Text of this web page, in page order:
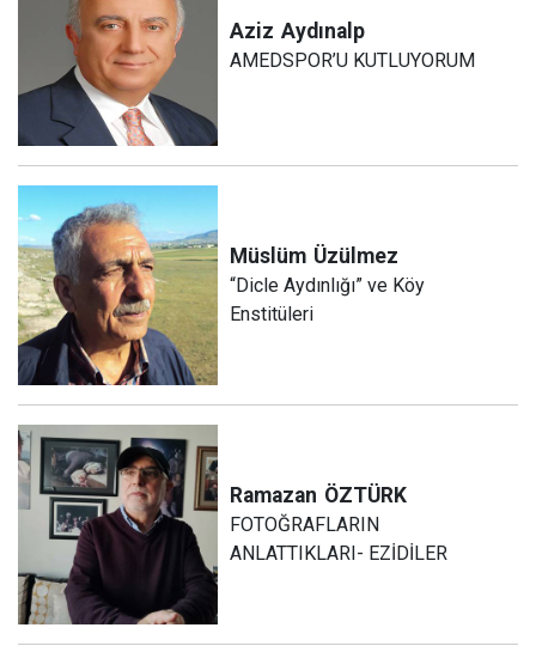
Aziz Aydınalp
AMEDSPOR’U KUTLUYORUM
Müslüm Üzülmez
“Dicle Aydınlığı” ve Köy
Enstitüleri
Ramazan ÖZTÜRK
FOTOĞRAFLARIN
ANLATTIKLARI- EZİDİLER